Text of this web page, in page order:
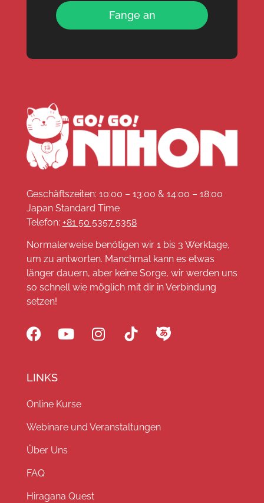
Fange an
Geschäftszeiten: 10:00 – 13:00 & 14:00 – 18:00
Japan Standard Time
Telefon: +81 50 5357 5358
Normalerweise benötigen wir 1 bis 3 Werktage,
um zu antworten. Manchmal kann es etwas
länger dauern, aber keine Sorge, wir werden uns
so schnell wie möglich mit dir in Verbindung
setzen!
LINKS
Online Kurse
Webinare und Veranstaltungen
Über Uns
FAQ
Hiragana Quest